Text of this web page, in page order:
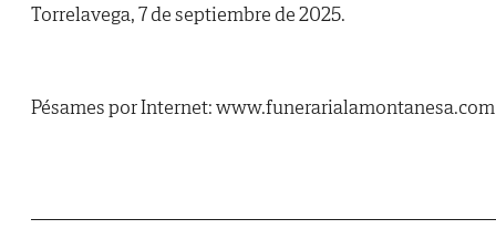
Torrelavega, 7 de septiembre de 2025.
Pésames por Internet: www.funerarialamontanesa.com